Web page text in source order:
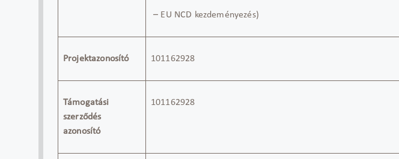
– EU NCD kezdeményezés)
Projektazonosító 101162928
Támogatási
szerződés
azonosító
101162928